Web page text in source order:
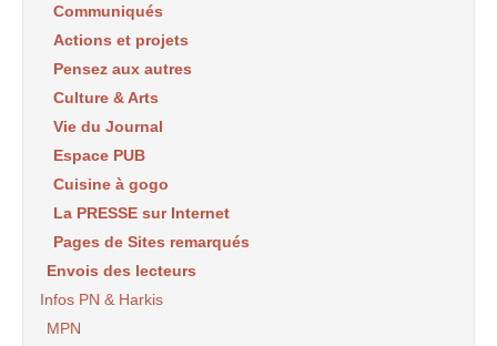
Communiqués
Actions et projets
Pensez aux autres
Culture & Arts
Vie du Journal
Espace PUB
Cuisine à gogo
La PRESSE sur Internet
Pages de Sites remarqués
Envois des lecteurs
Infos PN & Harkis
MPN